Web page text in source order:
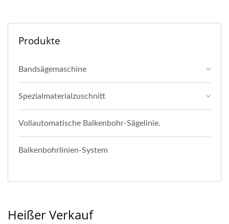
Produkte
Bandsägemaschine
Spezialmaterialzuschnitt
Vollautomatische Balkenbohr-Sägelinie.
Balkenbohrlinien-System
Heißer Verkauf